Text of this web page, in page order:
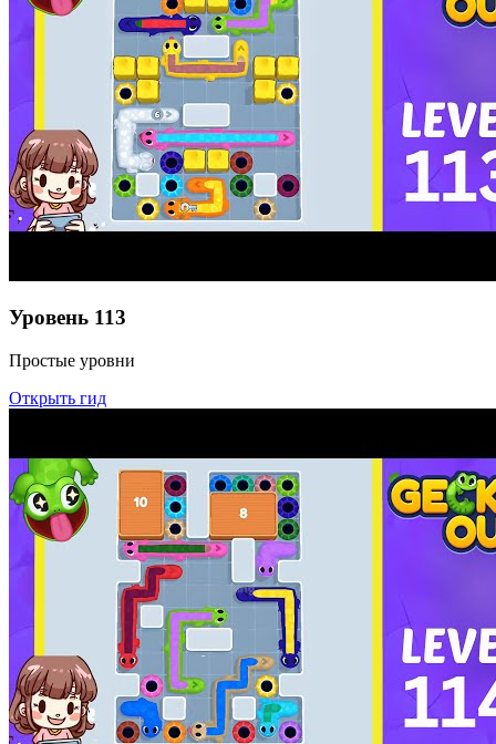
Уровень 113
Простые уровни
Открыть гид